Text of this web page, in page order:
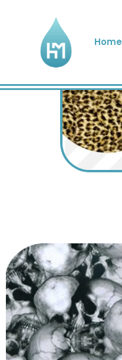
Home